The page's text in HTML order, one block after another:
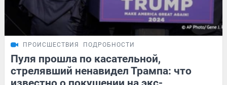
ПРОИСШЕСТВИЯ ПОДРОБНОСТИ
Пуля прошла по касательной,
стрелявший ненавидел Трампа: что